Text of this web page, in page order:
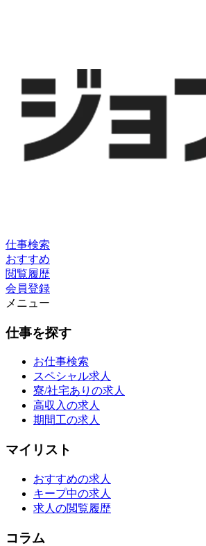
仕事検索
おすすめ
閲覧履歴
会員登録
メニュー
仕事を探す
お仕事検索
スペシャル求人
寮/社宅ありの求人
高収入の求人
期間工の求人
マイリスト
おすすめの求人
キープ中の求人
求人の閲覧履歴
コラム